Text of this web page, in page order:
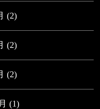
(2)
(2)
(2)
(1)